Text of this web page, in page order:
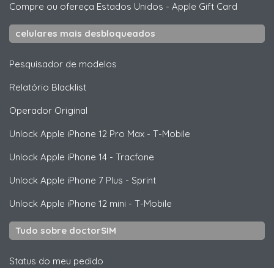
Compre ou ofereça Estados Unidos - Apple Gift Card
celulares mais desbloqueados
Pesquisador de modelos
Relatório Blacklist
Operador Original
Unlock Apple iPhone 12 Pro Max - T-Mobile
Unlock Apple iPhone 14 - Tracfone
Unlock Apple iPhone 7 Plus - Sprint
Unlock Apple iPhone 12 mini - T-Mobile
Tudo sobre doctorSIM
Status do meu pedido